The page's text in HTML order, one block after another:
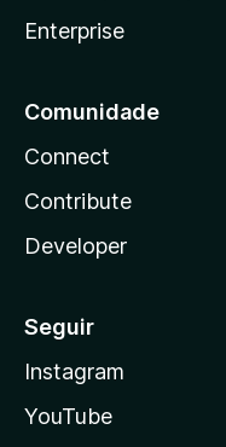
Enterprise
Comunidade
Connect
Contribute
Developer
Seguir
Instagram
YouTube